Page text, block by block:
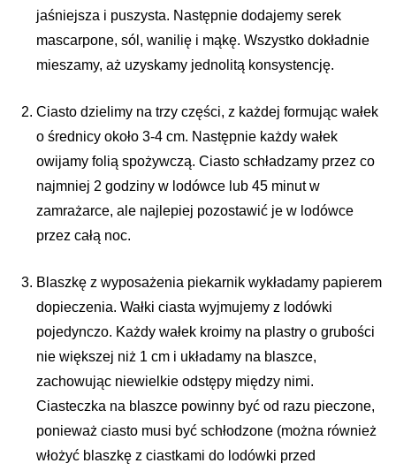
jaśniejsza i puszysta. Następnie dodajemy serek
mascarpone, sól, wanilię i mąkę. Wszystko dokładnie
mieszamy, aż uzyskamy jednolitą konsystencję.
Ciasto dzielimy na trzy części, z każdej formując wałek
o średnicy około 3-4 cm. Następnie każdy wałek
owijamy folią spożywczą. Ciasto schładzamy przez co
najmniej 2 godziny w lodówce lub 45 minut w
zamrażarce, ale najlepiej pozostawić je w lodówce
przez całą noc.
Blaszkę z wyposażenia piekarnik wykładamy papierem
dopieczenia. Wałki ciasta wyjmujemy z lodówki
pojedynczo. Każdy wałek kroimy na plastry o grubości
nie większej niż 1 cm i układamy na blaszce,
zachowując niewielkie odstępy między nimi.
Ciasteczka na blaszce powinny być od razu pieczone,
ponieważ ciasto musi być schłodzone (można również
włożyć blaszkę z ciastkami do lodówki przed